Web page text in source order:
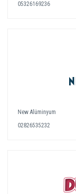
05326169236
New Alüminyum
02826535232